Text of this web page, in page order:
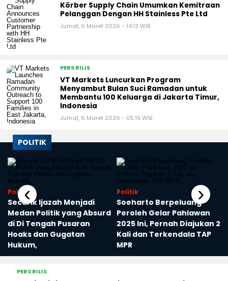
Körber Supply Chain Umumkan Kemitraan
Pelanggan Dengan HH Stainless Pte Ltd
Jumat, 6 Maret 2026 - 14:13 WIB
PERS RILIS
VT Markets Luncurkan Program
Menyambut Bulan Suci Ramadan untuk
Membantu 100 Keluarga di Jakarta Timur,
Indonesia
Jumat, 6 Maret 2026 - 05:19 WIB
POLITIK
Politik
Secarik Ijazah Menjadi
Medan Politik yang Absurd
di Di Tengah Pusaran
Hoaks dan Gugatan
Hukum,
Politik
Soeharto Berpeluang
Peroleh Gelar Pahlawan
2025 Ini, Pernah Diajukan 2
Kali dan Terkendala TAP
MPR
‹ ›
PERS RILIS